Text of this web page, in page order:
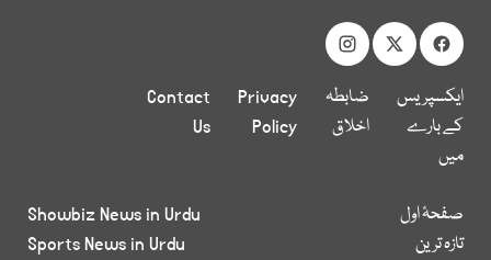
ایکسپریس
کے بارے
میں
ضابطہ
اخلاق
Privacy
Policy
Contact
Us
صفحۂ اول
تازہ ترین
Showbiz News in Urdu
Sports News in Urdu